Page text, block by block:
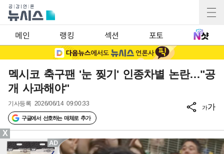
메인 랭킹 섹션 포토
멕시코 축구팬 '눈 찢기' 인종차별 논란…"공
개 사과해야"
기사등록 2026/06/14 09:00:33
구글에서 선호하는 매체로 추가
가가
X